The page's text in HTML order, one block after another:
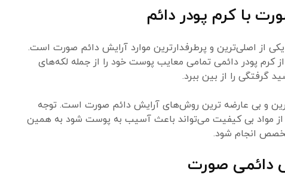
با کرم پودر دائم
یکی از اصلی‌‌ترین و پرطرفدارترین موارد آرایش دائم صورت است.
کرم پودر دائمی تمامی معایب پوست خود را از جمله لکه‌‌های
گرفتگی را از بین ببرد.
و بی عارضه ترین روش‌های آرایش دائم صورت است. توجه
از مواد بی کیفیت می‌تواند باعث آسیب به پوست شود به همین
انجام شود.
دائمی صورت